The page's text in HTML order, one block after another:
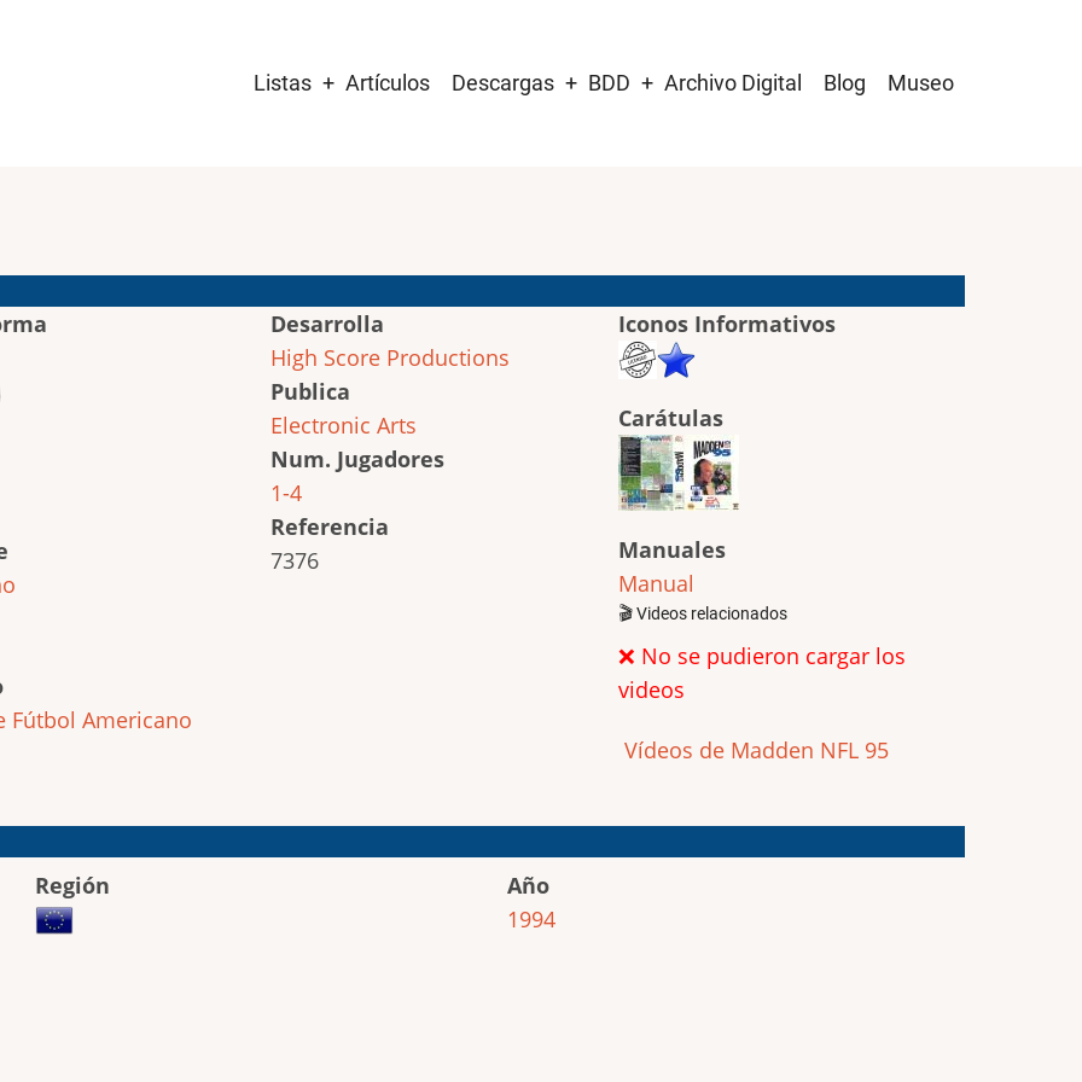
navigation
Listas Artículos Descargas BDD Archivo Digital Blog Museo
Fútbol Americano
Desarrolla
High Score Productions
Publica
Electronic Arts
Num. Jugadores
1-4
Referencia
7376
Iconos Informativos
Carátulas
Manuales
Manual
🎬 Videos relacionados
❌ No se pudieron cargar los
videos
Vídeos de Madden NFL 95
Región
Año
1994